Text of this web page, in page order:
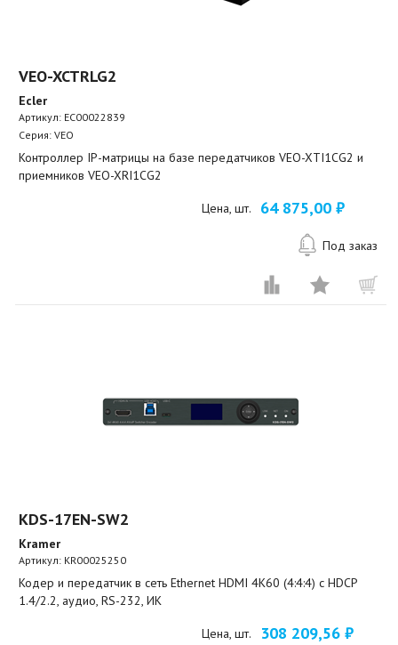
VEO-XCTRLG2
Ecler
Артикул: EC00022839
Серия: VEO
Контроллер IP-матрицы на базе передатчиков VEO-XTI1CG2 и
приемников VEO-XRI1CG2
Цена, шт. 64 875,00 ₽
Под заказ
KDS-17EN-SW2
Kramer
Артикул: KR00025250
Кодер и передатчик в сеть Ethernet HDMI 4K60 (4:4:4) с HDCP
1.4/2.2, аудио, RS-232, ИК
Цена, шт. 308 209,56 ₽